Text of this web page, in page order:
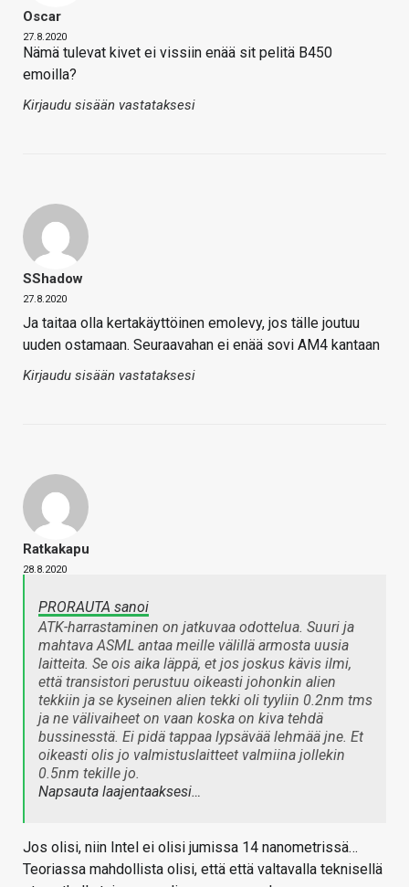
Oscar
27.8.2020
Nämä tulevat kivet ei vissiin enää sit pelitä B450
emoilla?
Kirjaudu sisään vastataksesi
SShadow
27.8.2020
Ja taitaa olla kertakäyttöinen emolevy, jos tälle joutuu
uuden ostamaan. Seuraavahan ei enää sovi AM4 kantaan
Kirjaudu sisään vastataksesi
Ratkakapu
28.8.2020
PRORAUTA sanoi
ATK-harrastaminen on jatkuvaa odottelua. Suuri ja
mahtava ASML antaa meille välillä armosta uusia
laitteita. Se ois aika läppä, et jos joskus kävis ilmi,
että transistori perustuu oikeasti johonkin alien
tekkiin ja se kyseinen alien tekki oli tyyliin 0.2nm tms
ja ne välivaiheet on vaan koska on kiva tehdä
bussinesstä. Ei pidä tappaa lypsävää lehmää jne. Et
oikeasti olis jo valmistuslaitteet valmiina jollekin
0.5nm tekille jo.
Napsauta laajentaaksesi…
Jos olisi, niin Intel ei olisi jumissa 14 nanometrissä…
Teoriassa mahdollista olisi, että että valtavalla teknisellä